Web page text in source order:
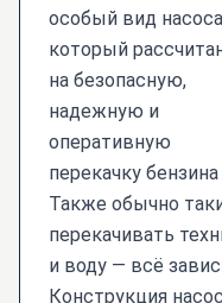
особый вид
который
на безопасную,
надежную и
оперативную
перекачку
Также обычно
перекачивать
и воду — всё
Конструкция